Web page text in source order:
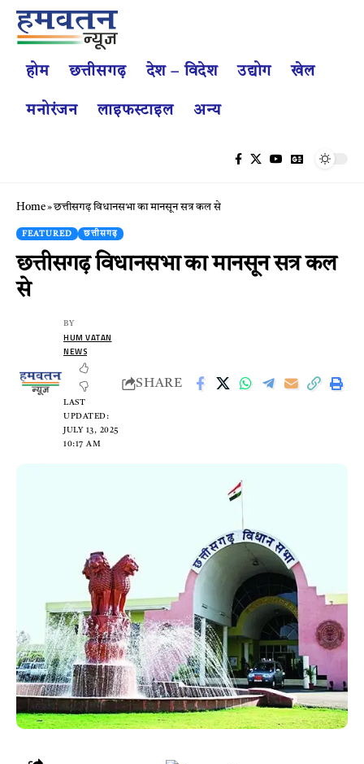
होम छत्तीसगढ़ देश – विदेश उद्योग खेल
मनोरंजन लाइफस्टाइल अन्य
Home»छत्तीसगढ़ विधानसभा का मानसून सत्र कल से
FEATURED छत्तीसगढ़
छत्तीसगढ़ विधानसभा का मानसून सत्र कल
से
LAST
UPDATED:
JULY 13, 2025
10:17 AM
BY
HUM VATAN
NEWS
SHARE